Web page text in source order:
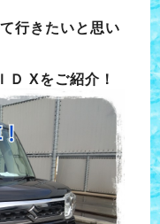
行きたいと思い
Ｄ Xをご紹介！